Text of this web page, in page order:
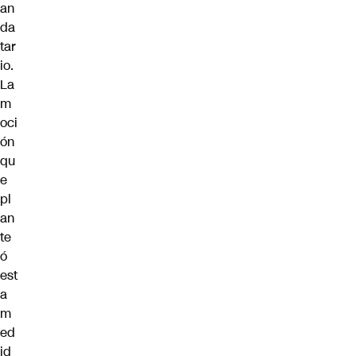
an
da
tar
io.
La
m
oci
ón
qu
e
pl
an
te
ó
est
a
m
ed
id